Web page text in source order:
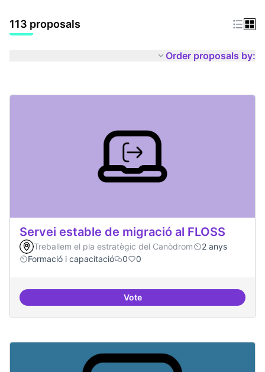
113 proposals
Order proposals by:
Servei estable de migració al FLOSS
Treballem el pla estratègic del Canòdrom
2 anys
Formació i capacitació
0 0
VoteServei estable de migració al